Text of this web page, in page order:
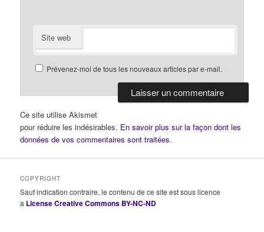
Site web
Prévenez-moi de tous les nouveaux articles par e-mail.
Ce site utilise Akismet
pour réduire les indésirables. En savoir plus sur la façon dont les
données de vos commentaires sont traitées.
COPYRIGHT
Sauf indication contraire, le contenu de ce site est sous licence
a License Creative Commons BY-NC-ND